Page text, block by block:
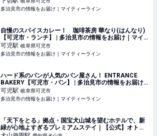
多治見市の情報をお届け｜マイティーライン
自慢のスパイスカレー！ 珈琲茶房 華なり(はんなり)
【可児市・ランチ】 | 多治見市の情報をお届け｜マイ
ティーライン
可児駅 岐阜県可児市
多治見市の情報をお届け｜マイティーライン
ハード系のパンが人気のパン屋さん！ ENTRANCE
BAKERY【可児市・パン】 | 多治見市の情報をお届け
｜マイティーライン
可児駅 岐阜県可児市
多治見市の情報をお届け｜マイティーライン
「天下をとる」拠点・国宝犬山城を望むホテルで、新
緑が心地よすぎるプレミアムステイ｜【公式】オトナ
ミューズ ウェブ（otona MUSE）